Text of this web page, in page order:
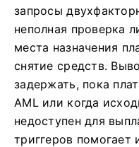
запросы
неполная проверка
места назначения
снятие средств.
задержать, пока
AML или когда
недоступен для
триггеров помогает